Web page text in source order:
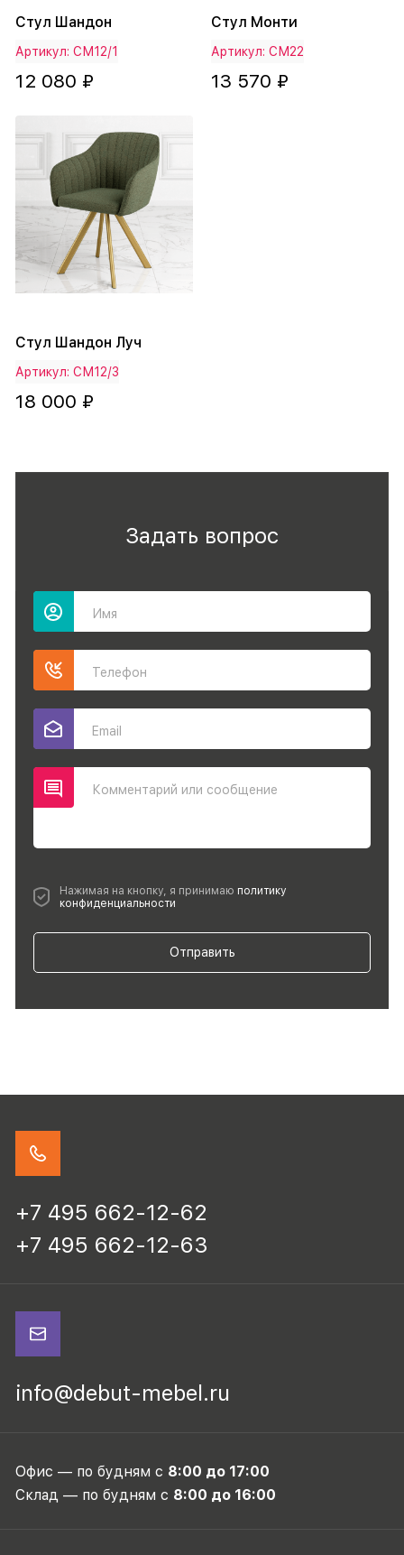
Стул Шандон
Артикул: СМ12/1
12 080 ₽
Стул Монти
Артикул: СМ22
13 570 ₽
Стул Шандон Луч
Артикул: СМ12/3
18 000 ₽
Задать вопрос
Имя
Телефон
Email
Комментарий или сообщение
Нажимая на кнопку, я принимаю политику
конфиденциальности
Отправить
+7 495 662-12-62
+7 495 662-12-63
info@debut-mebel.ru
Офис — по будням с 8:00 до 17:00
Склад — по будням с 8:00 до 16:00